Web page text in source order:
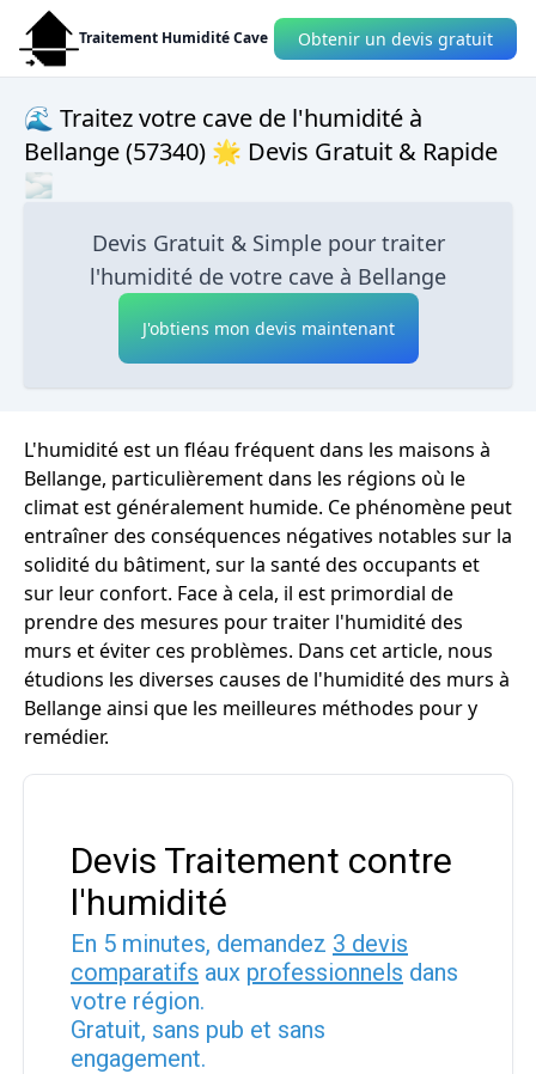
Traitement Humidité Cave Obtenir un devis gratuit
🌊 Traitez votre cave de l'humidité à
Bellange (57340) 🌟 Devis Gratuit & Rapide
🌫
Devis Gratuit & Simple pour traiter
l'humidité de votre cave à Bellange
J'obtiens mon devis maintenant
L'humidité est un fléau fréquent dans les maisons à
Bellange, particulièrement dans les régions où le
climat est généralement humide. Ce phénomène peut
entraîner des conséquences négatives notables sur la
solidité du bâtiment, sur la santé des occupants et
sur leur confort. Face à cela, il est primordial de
prendre des mesures pour traiter l'humidité des
murs et éviter ces problèmes. Dans cet article, nous
étudions les diverses causes de l'humidité des murs à
Bellange ainsi que les meilleures méthodes pour y
remédier.
Devis Traitement contre
l'humidité
En 5 minutes, demandez 3 devis
comparatifs aux professionnels dans
votre région.
Gratuit, sans pub et sans
engagement.